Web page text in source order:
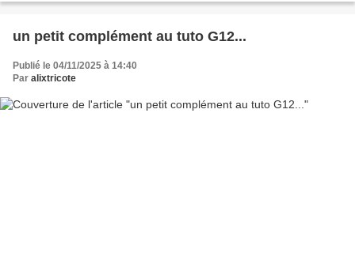
un petit complément au tuto G12...
Publié le 04/11/2025 à 14:40
Par alixtricote